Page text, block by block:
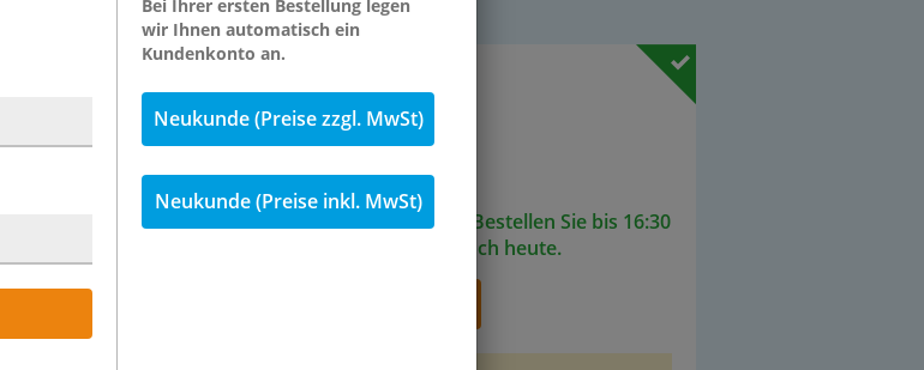
Bei Ihrer ersten Bestellung legen
wir Ihnen automatisch ein
Kundenkonto an.
Neukunde (Preise zzgl. MwSt)
Neukunde (Preise inkl. MwSt)
inkl. MwSt.
Menge Stk.
Sofort ab Lager lieferbar. Bestellen Sie bis 16:30
Uhr und wir versenden noch heute.